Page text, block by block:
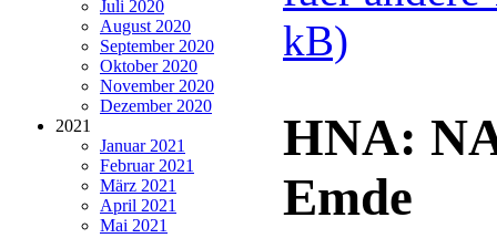
Juli 2020
August 2020
September 2020
Oktober 2020
November 2020
Dezember 2020
2021
Januar 2021
Februar 2021
März 2021
April 2021
Mai 2021
kB)
HNA:
Emde